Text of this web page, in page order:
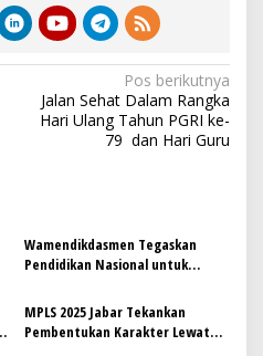
Pos berikutnya
Jalan Sehat Dalam Rangka
Hari Ulang Tahun PGRI ke-
79 dan Hari Guru
‎Wamendikdasmen Tegaskan
Pendidikan Nasional untuk
Bermutu
MPLS 2025 Jabar Tekankan
Pembentukan Karakter Lewat